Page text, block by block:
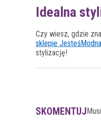
Idealna
Czy wiesz, gdzie
sklepie JesteśModna
stylizację!
SKOMENTUJ